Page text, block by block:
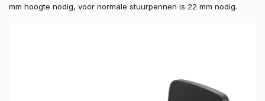
mm hoogte nodig, voor normale stuurpennen is 22 mm nodig.